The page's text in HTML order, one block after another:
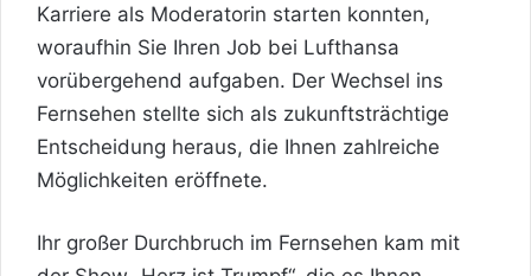
Karriere als Moderatorin starten konnten,
woraufhin Sie Ihren Job bei Lufthansa
vorübergehend aufgaben. Der Wechsel ins
Fernsehen stellte sich als zukunftsträchtige
Entscheidung heraus, die Ihnen zahlreiche
Möglichkeiten eröffnete.
Ihr großer Durchbruch im Fernsehen kam mit